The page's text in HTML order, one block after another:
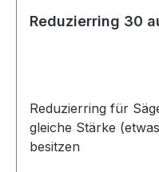
Reduzierring 30
Reduzierring für Sägeblätter Der
gleiche Stärke
besitzen